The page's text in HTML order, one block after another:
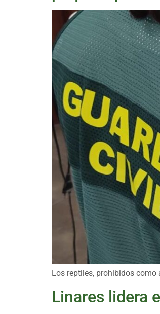
Los reptiles, prohibidos
Linares lidera